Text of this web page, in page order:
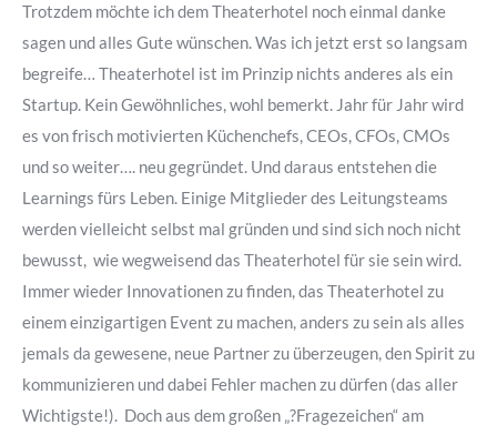
Trotzdem möchte ich dem Theaterhotel noch einmal danke
sagen und alles Gute wünschen. Was ich jetzt erst so langsam
begreife… Theaterhotel ist im Prinzip nichts anderes als ein
Startup. Kein Gewöhnliches, wohl bemerkt. Jahr für Jahr wird
es von frisch motivierten Küchenchefs, CEOs, CFOs, CMOs
und so weiter…. neu gegründet. Und daraus entstehen die
Learnings fürs Leben. Einige Mitglieder des Leitungsteams
werden vielleicht selbst mal gründen und sind sich noch nicht
bewusst, wie wegweisend das Theaterhotel für sie sein wird.
Immer wieder Innovationen zu finden, das Theaterhotel zu
einem einzigartigen Event zu machen, anders zu sein als alles
jemals da gewesene, neue Partner zu überzeugen, den Spirit zu
kommunizieren und dabei Fehler machen zu dürfen (das aller
Wichtigste!). Doch aus dem großen „?Fragezeichen“ am